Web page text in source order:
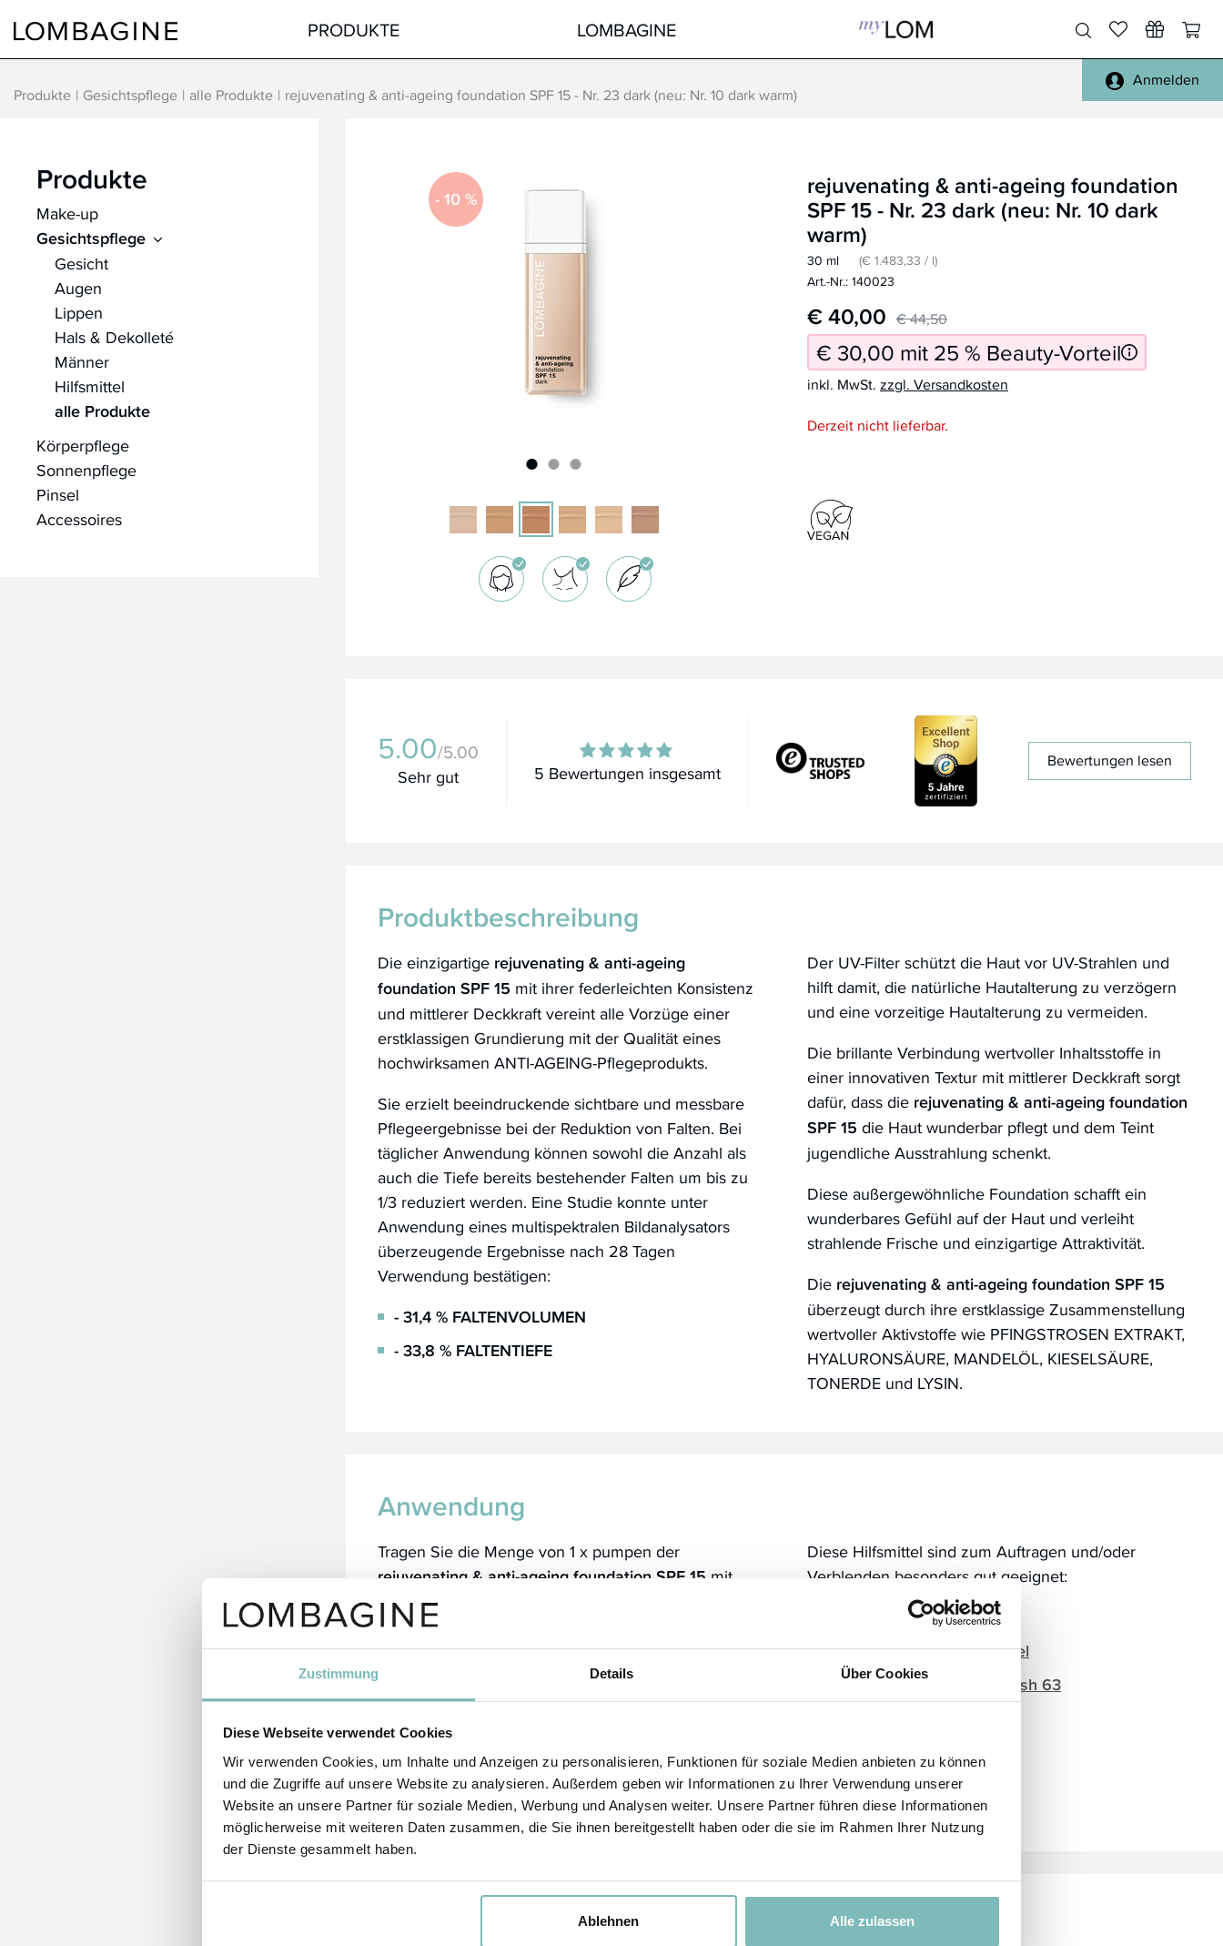
Zustimmung Details Über Cookies
Diese Webseite verwendet Cookies
Wir verwenden Cookies, um Inhalte und Anzeigen zu personalisieren, Funktionen für soziale Medien anbieten zu können
und die Zugriffe auf unsere Website zu analysieren. Außerdem geben wir Informationen zu Ihrer Verwendung unserer
Website an unsere Partner für soziale Medien, Werbung und Analysen weiter. Unsere Partner führen diese Informationen
möglicherweise mit weiteren Daten zusammen, die Sie ihnen bereitgestellt haben oder die sie im Rahmen Ihrer Nutzung
der Dienste gesammelt haben.
Ablehnen Alle zulassen
PRODUKTE
Lippen
Haare
alle Produkte
Füße
Hilfsmittel
Pinsel Lippen
Pinsel Sets
Pinsel Reinigung
alle Pinsel
Schwämmchen
Haare
Täschchen
Sonstiges
LOMBAGINE
Anmelden
Produkte Gesichtspflege alle Produkte rejuvenating & anti-ageing foundation SPF 15 - Nr. 23 dark (neu: Nr. 10 dark warm)
Produkte
Make-up
Gesichtspflege
Gesicht
Augen
Lippen
Hals & Dekolleté
Männer
Hilfsmittel
alle Produkte
Körperpflege
Sonnenpflege
Pinsel
Accessoires
rejuvenating & anti-ageing foundation
SPF 15 - Nr. 23 dark (neu: Nr. 10 dark
warm)
30 ml
(€ 1.483,33 / l)
Art.-Nr.: 140023
-10%
€ 40,00 € 44,50
€ 30,00 mit 25 % Beauty-Vorteil
inkl. MwSt. zzgl. Versandkosten
Derzeit nicht lieferbar.
5.00/5.00
Sehr gut 5 Bewertungen insgesamt
Bewertungen lesen
Produktbeschreibung
Die einzigartige rejuvenating & anti-ageing
foundation SPF 15 mit ihrer federleichten Konsistenz
und mittlerer Deckkraft vereint alle Vorzüge einer
erstklassigen Grundierung mit der Qualität eines
hochwirksamen ANTI-AGEING-Pflegeprodukts.
Sie erzielt beeindruckende sichtbare und messbare
Pflegeergebnisse bei der Reduktion von Falten. Bei
täglicher Anwendung können sowohl die Anzahl als
auch die Tiefe bereits bestehender Falten um bis zu
1/3 reduziert werden. Eine Studie konnte unter
Anwendung eines multispektralen Bildanalysators
überzeugende Ergebnisse nach 28 Tagen
Verwendung bestätigen:
- 31,4 % FALTENVOLUMEN
- 33,8 % FALTENTIEFE
Der UV-Filter schützt die Haut vor UV-Strahlen und
hilft damit, die natürliche Hautalterung zu verzögern
und eine vorzeitige Hautalterung zu vermeiden.
Die brillante Verbindung wertvoller Inhaltsstoffe in
einer innovativen Textur mit mittlerer Deckkraft sorgt
dafür, dass die rejuvenating & anti-ageing foundation
SPF 15 die Haut wunderbar pflegt und dem Teint
jugendliche Ausstrahlung schenkt.
Diese außergewöhnliche Foundation schafft ein
wunderbares Gefühl auf der Haut und verleiht
strahlende Frische und einzigartige Attraktivität.
Die rejuvenating & anti-ageing foundation SPF 15
überzeugt durch ihre erstklassige Zusammenstellung
wertvoller Aktivstoffe wie PFINGSTROSEN EXTRAKT,
HYALURONSÄURE, MANDELÖL, KIESELSÄURE,
TONERDE und LYSIN.
Anwendung
Tragen Sie die Menge von 1 x pumpen der
rejuvenating & anti-ageing foundation SPF 15 mit
Ihrem bevorzugten Hilfsmittel sorgfältig von der
Gesichtsmitte nach außen auf.
Anschließend die Ränder am Haaransatz und an der
Diese Hilfsmittel sind zum Auftragen und/oder
Verblenden besonders gut geeignet:
face foundation brush 67
face foundation brush travel
face angled foundation brush 63
3D blending sponge
finger sponge
Inhaltsstoffe